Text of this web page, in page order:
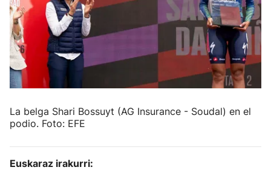
Atletismo
Carreras de montaña
Más deportes
"Helmuga"
La belga Shari Bossuyt (AG Insurance - Soudal) en el
podio. Foto: EFE
Euskaraz irakurri: